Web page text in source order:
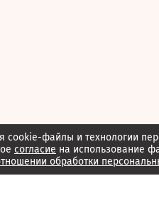
cookie-файлы и технологии
согласие на использование
обработки